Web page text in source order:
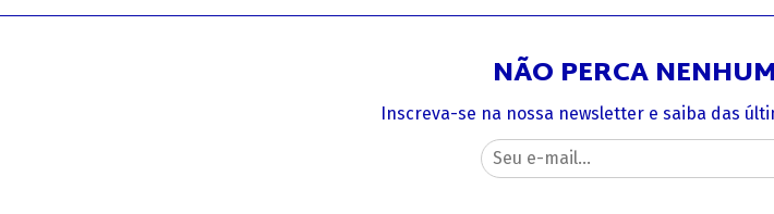
NÃO PERCA
Inscreva-se na nossa newsletter e saiba das